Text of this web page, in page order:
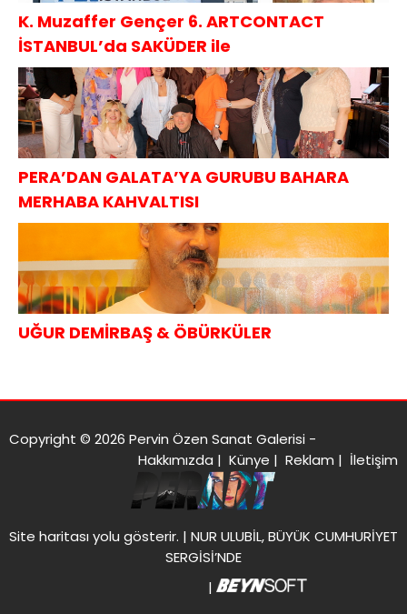
K. Muzaffer Gençer 6. ARTCONTACT
İSTANBUL’da SAKÜDER ile
PERA’DAN GALATA’YA GURUBU BAHARA
MERHABA KAHVALTISI
UĞUR DEMİRBAŞ & ÖBÜRKÜLER
Copyright © 2026 Pervin Özen Sanat Galerisi -
Hakkımızda | Künye | Reklam | İletişim
Site haritası yolu gösterir. | NUR ULUBİL, BÜYÜK CUMHURİYET
SERGİSİ’NDE
|